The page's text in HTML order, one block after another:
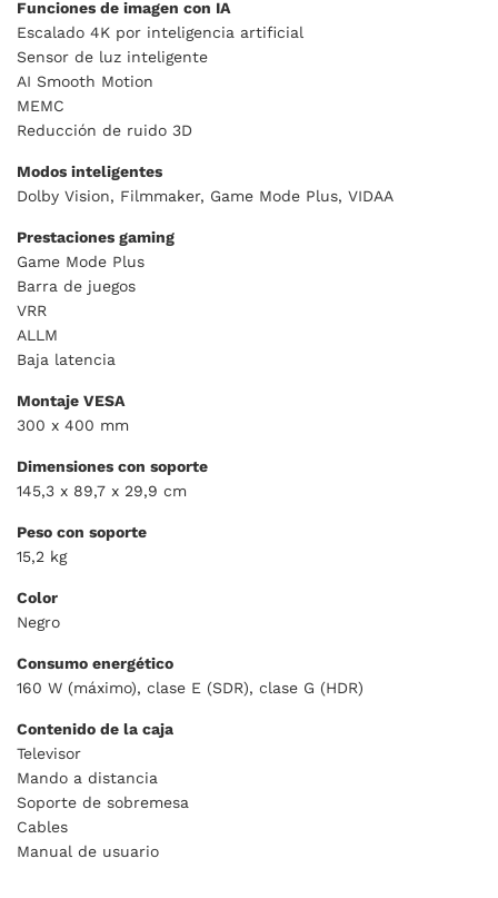
Funciones de imagen con IA
Escalado 4K por inteligencia artificial
Sensor de luz inteligente
AI Smooth Motion
MEMC
Reducción de ruido 3D
Modos inteligentes
Dolby Vision, Filmmaker, Game Mode Plus, VIDAA
Prestaciones gaming
Game Mode Plus
Barra de juegos
VRR
ALLM
Baja latencia
Montaje VESA
300 x 400 mm
Dimensiones con soporte
145,3 x 89,7 x 29,9 cm
Peso con soporte
15,2 kg
Color
Negro
Consumo energético
160 W (máximo), clase E (SDR), clase G (HDR)
Contenido de la caja
Televisor
Mando a distancia
Soporte de sobremesa
Cables
Manual de usuario